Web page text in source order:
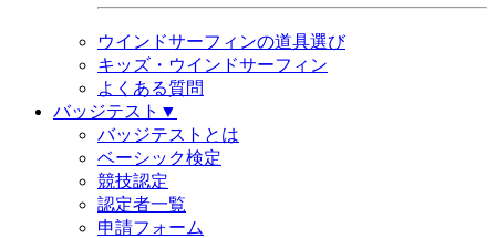
ウインドサーフィンの道具選び
キッズ・ウインドサーフィン
よくある質問
バッジテスト▼
バッジテストとは
ベーシック検定
競技認定
認定者一覧
申請フォーム